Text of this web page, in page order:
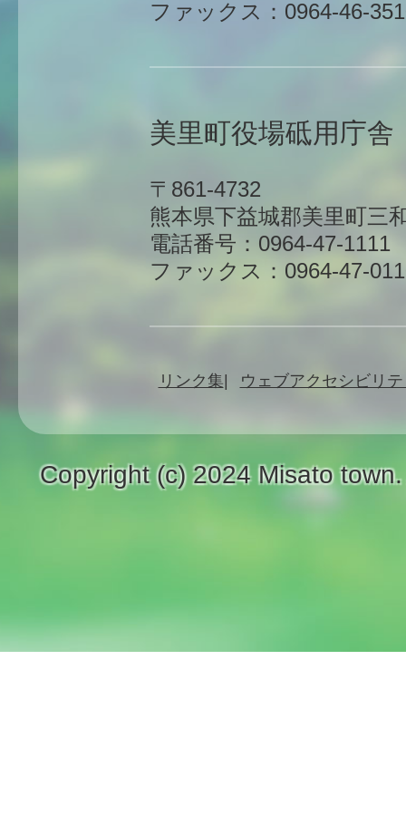
ファックス：0964-46-
美里町役場砥用庁舎
〒861-4732
熊本県下益城郡美里町三
電話番号：0964-47-1111
ファックス：0964-47-
リンク集 ウェブアクセシビリ
Copyright (c) 2024 Misato